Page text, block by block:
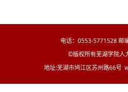
电话：0553-5771528 邮
©版权所有芜湖学院人
地址:芜湖市鸠江区苏州路66号